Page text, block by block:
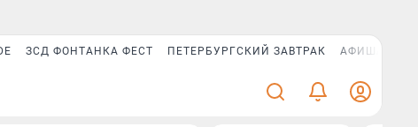
ЗСД ФОНТАНКА ФЕСТ ПЕТЕРБУРГСКИЙ ЗАВТРАК АФИША PLUS